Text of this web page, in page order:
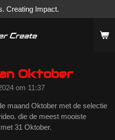
Creating Impact.
Oktober
om 11:37
maand Oktober met de selectie
die de meest mooiste
31 Oktober.